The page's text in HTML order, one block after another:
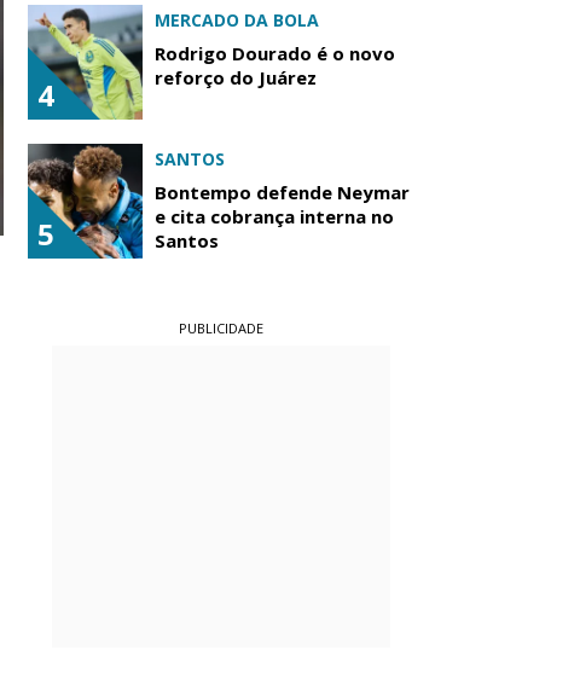
4
MERCADO DA BOLA
Rodrigo Dourado é o novo
reforço do Juárez
5
SANTOS
Bontempo defende Neymar
e cita cobrança interna no
Santos
PUBLICIDADE